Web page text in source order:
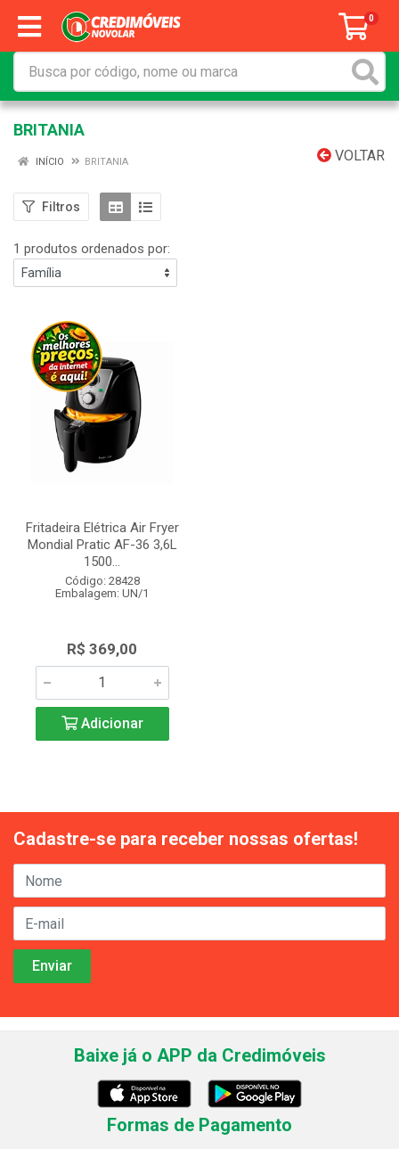
0
BRITANIA
VOLTAR
INÍCIO BRITANIA
Filtros
1 produtos ordenados por:
Fritadeira Elétrica Air Fryer
Mondial Pratic AF-36 3,6L
1500...
Código: 28428
Embalagem: UN/1
R$ 369,00
Adicionar
Cadastre-se para receber nossas ofertas!
Baixe já o APP da Credimóveis
Formas de Pagamento